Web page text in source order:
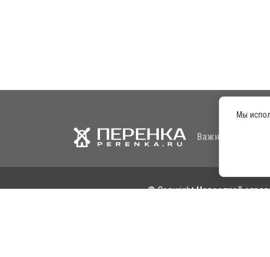
Важная
© CopyrightНовостной
Мы